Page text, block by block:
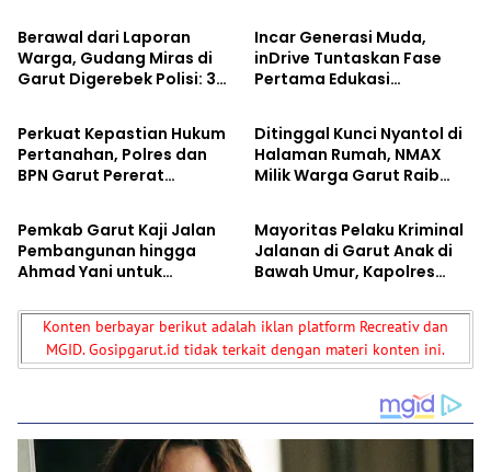
Berawal dari Laporan
Warga, Gudang Miras di
Garut Digerebek Polisi: 308
Incar Generasi Muda,
inDrive Tuntaskan Fase
Pertama Edukasi
Berita
Perkuat Kepastian Hukum
Pertanahan, Polres dan
BPN Garut Pererat
Berita
Ditinggal Kunci Nyantol di
Halaman Rumah, NMAX
Milik Warga Garut Raib
Berita
Pemkab Garut Kaji Jalan
Pembangunan hingga
Ahmad Yani untuk
Provinsi
Berita
Mayoritas Pelaku Kriminal
Jalanan di Garut Anak di
Bawah Umur, Kapolres
“Police Go to School”
Konten berbayar berikut adalah iklan platform Recreativ dan
MGID. Gosipgarut.id tidak terkait dengan materi konten ini.